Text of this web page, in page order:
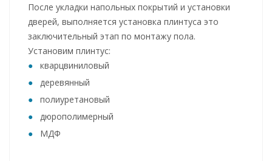
После укладки напольных покрытий и установки
дверей, выполняется установка плинтуса это
заключительный этап по монтажу пола.
Установим плинтус:
кварцвиниловый
деревянный
полиуретановый
дюрополимерный
МДФ